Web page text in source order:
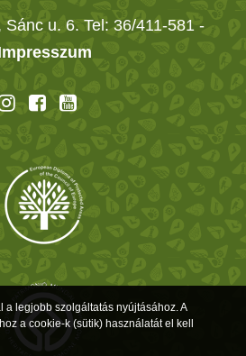
u. 6. Tel: 36/411-581 -
a legjobb szolgáltatás nyújtásához. A
a cookie-k (sütik) használatát el kell